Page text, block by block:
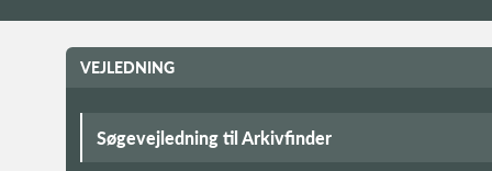
VEJLEDNING
Søgevejledning til Arkivfinder